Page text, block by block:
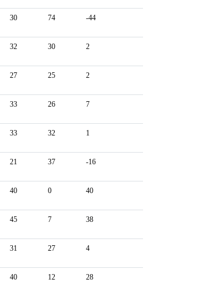
30 74 -44
32 30 2
27 25 2
33 26 7
33 32 1
21 37 -16
40 0 40
45 7 38
31 27 4
40 12 28